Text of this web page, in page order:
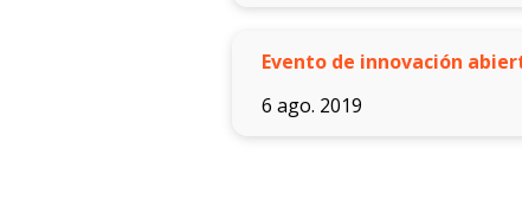
Evento de innovación
6 ago. 2019